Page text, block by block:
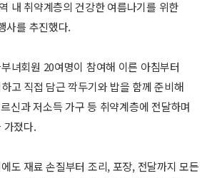
내 취약계층의 건강한 여름나기를 위한
사를 추진했다.
녀회원 20여명이 참여해 이른 아침부터
고 직접 담근 깍두기와 밥을 함께 준비해
신과 저소득 가구 등 취약계층에 전달하며
가졌다.
도 재료 손질부터 조리, 포장, 전달까지 모든